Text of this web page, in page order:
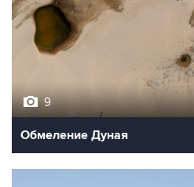
9
Обмеление Дуная